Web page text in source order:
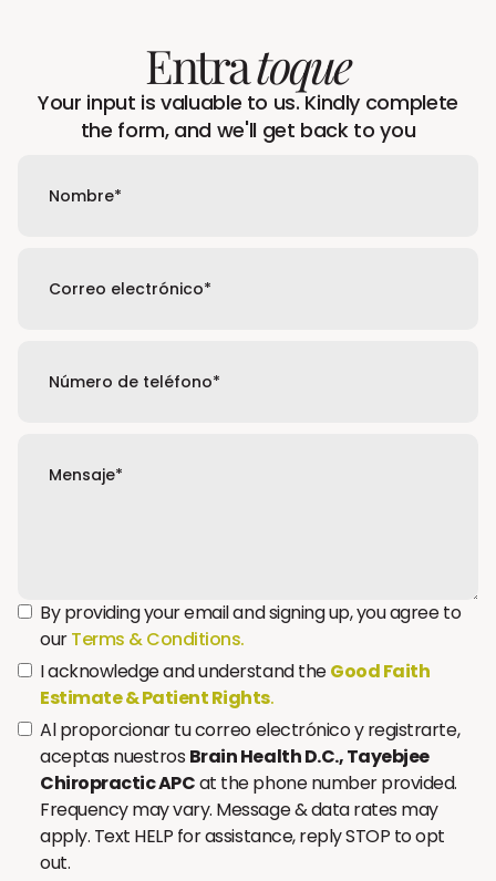
Entratoque
Your input is valuable to us. Kindly complete
the form, and we'll get back to you
By providing your email and signing up, you agree to
ourTerms & Conditions.
I acknowledge and understand theGood Faith
Estimate & Patient Rights.
Al proporcionar tu correo electrónico y registrarte,
aceptas nuestros Brain Health D.C., Tayebjee
Chiropractic APCat the phone number provided.
Frequency may vary. Message & data rates may
apply. Text HELP for assistance, reply STOP to opt
out.